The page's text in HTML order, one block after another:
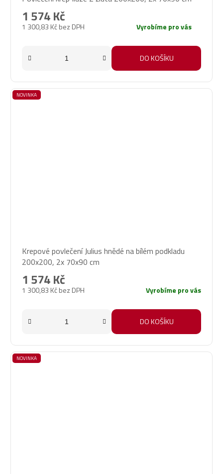
1 300,83 Kč bez DPH
1 574 Kč
Vyrobíme pro vás
DO KOŠÍKU
NOVINKA
Krepové povlečení Julius hnědé na bílém podkladu
200x200, 2x 70x90 cm
1 300,83 Kč bez DPH
1 574 Kč
Vyrobíme pro vás
DO KOŠÍKU
NOVINKA